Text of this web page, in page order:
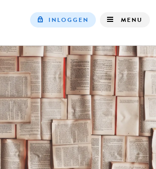
navigation
INLOGGEN MENU